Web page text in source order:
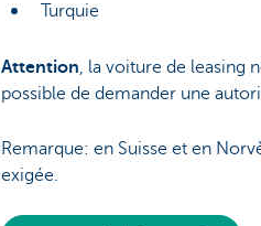
Turquie
Attention, la voiture de leasing
possible de demander une
Remarque: en Suisse et en
exigée.